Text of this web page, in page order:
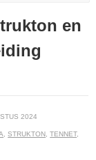
en
2024
,STRUKTON,TENNET,